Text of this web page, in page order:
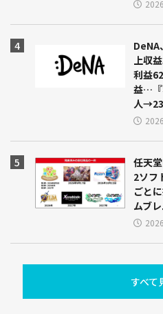
DeNA
上収
利益
益…『
人
任天
2ソフ
ごと
ムブ
すべて